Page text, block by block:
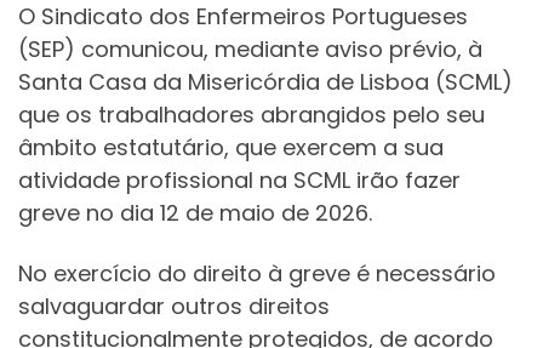
O Sindicato dos Enfermeiros Portugueses
(SEP) comunicou, mediante aviso prévio, à
Santa Casa da Misericórdia de Lisboa (SCML)
que os trabalhadores abrangidos pelo seu
âmbito estatutário, que exercem a sua
atividade profissional na SCML irão fazer
greve no dia 12 de maio de 2026.
No exercício do direito à greve é necessário
salvaguardar outros direitos
constitucionalmente protegidos, de acordo